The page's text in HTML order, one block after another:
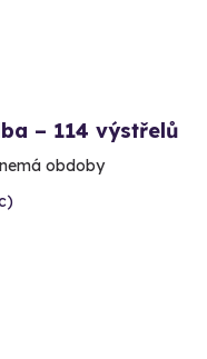
– 114 výstřelů
obdoby